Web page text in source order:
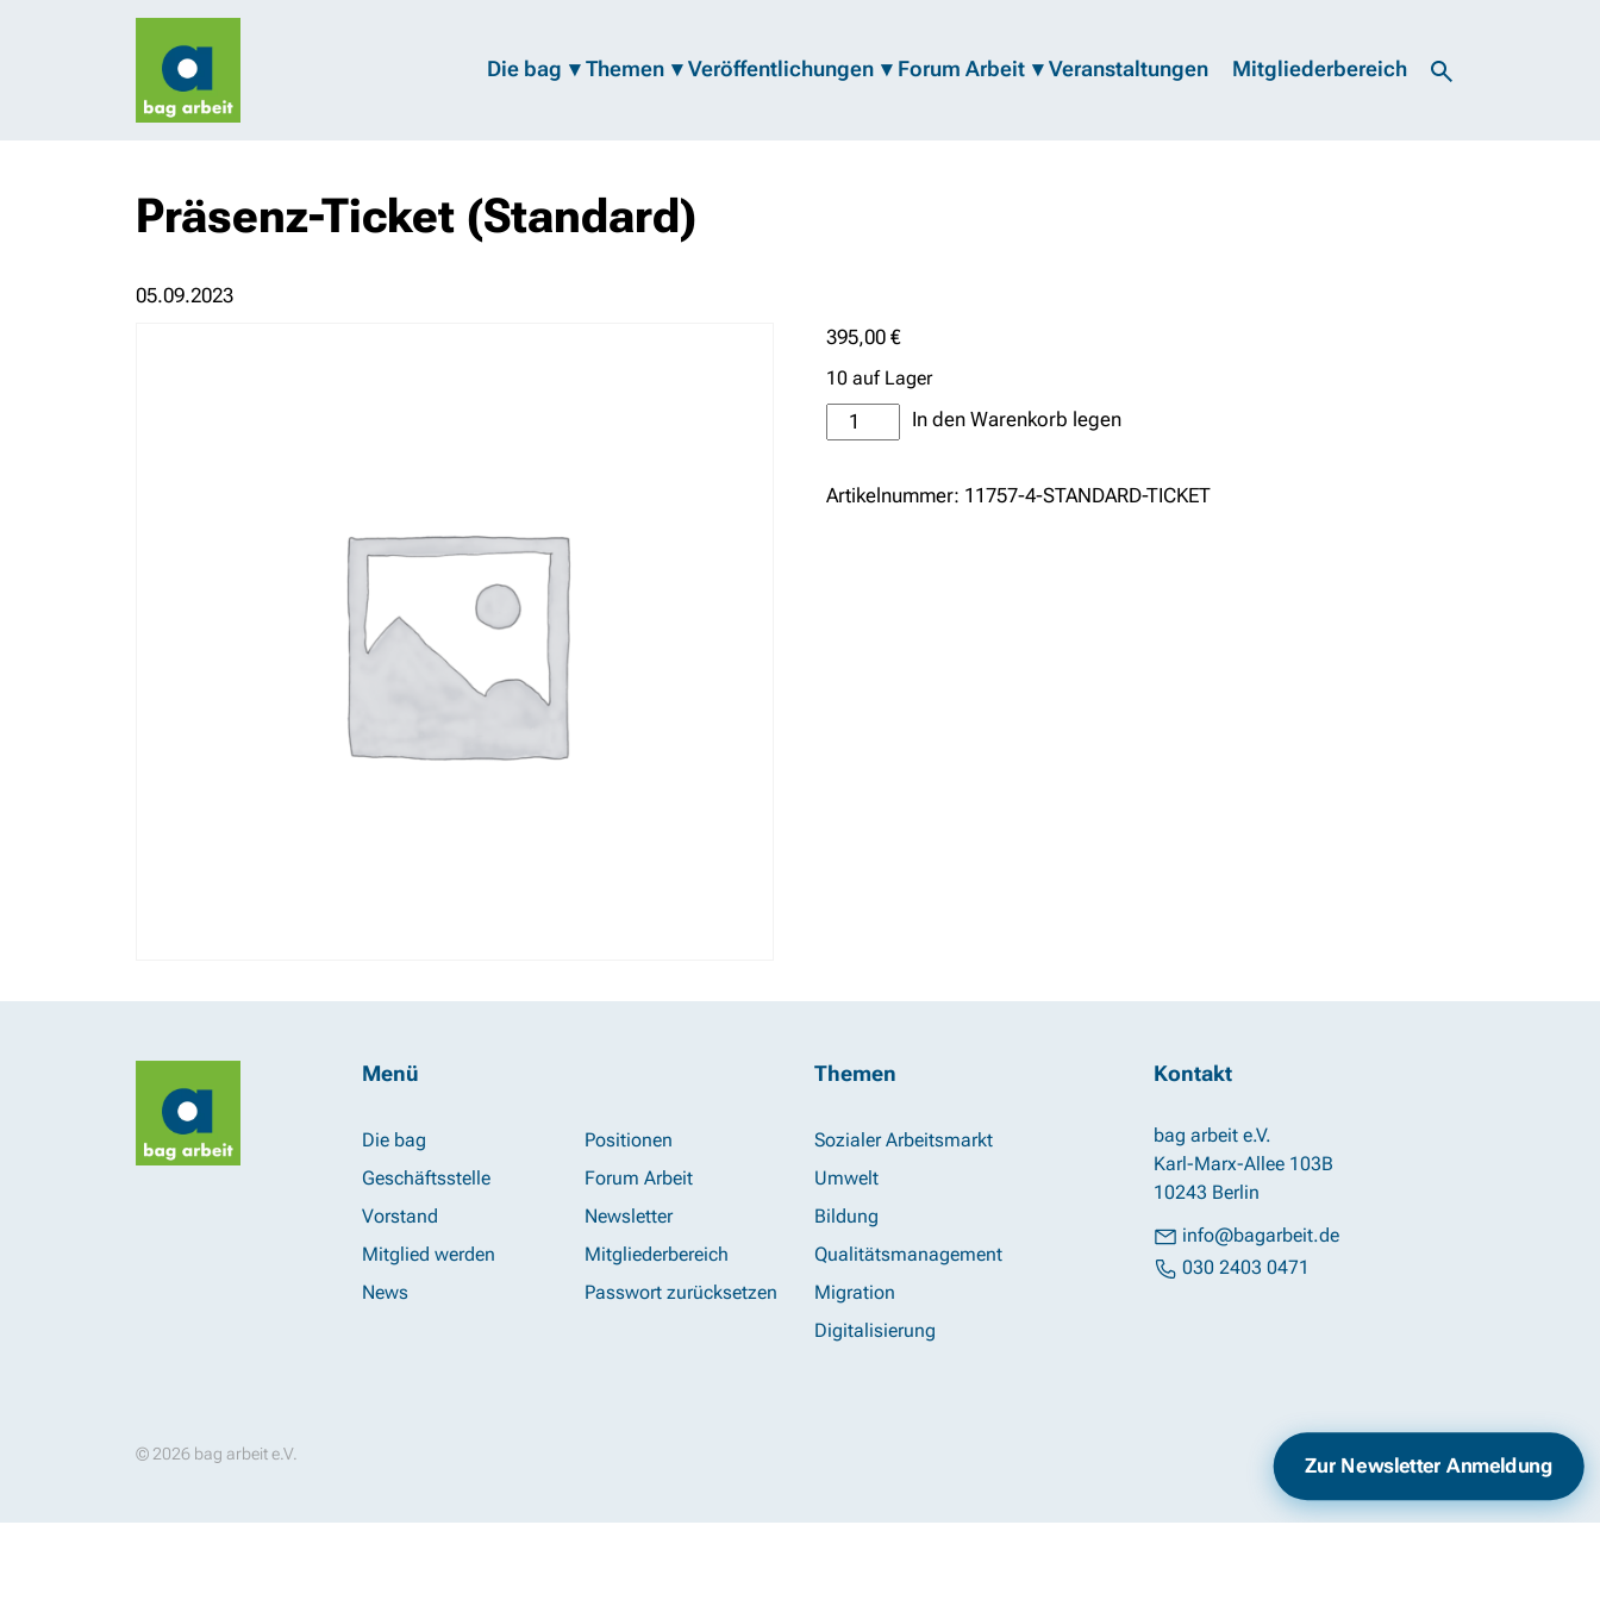
Die bag Themen Veröffentlichungen Forum Arbeit Veranstaltungen Mitgliederbereich
Präsenz-Ticket (Standard)
05.09.2023
395,00€
10 auf Lager
Präsenz-
Ticket
Menge
In den Warenkorb legen
Artikelnummer: 11757-4-STANDARD-TICKET
Menü
Die bag
Geschäftsstelle
Vorstand
Mitglied werden
News
Positionen
Forum Arbeit
Newsletter
Mitgliederbereich
Passwort zurücksetzen
Themen
Sozialer Arbeitsmarkt
Umwelt
Bildung
Qualitätsmanagement
Migration
Digitalisierung
Kontakt
bag arbeit e.V.
Karl-Marx-Allee 103B
10243 Berlin
info@bagarbeit.de
030 2403 0471
© 2026 bag arbeit e.V. Impressum Datenschutz
Zur Newsletter Anmeldung